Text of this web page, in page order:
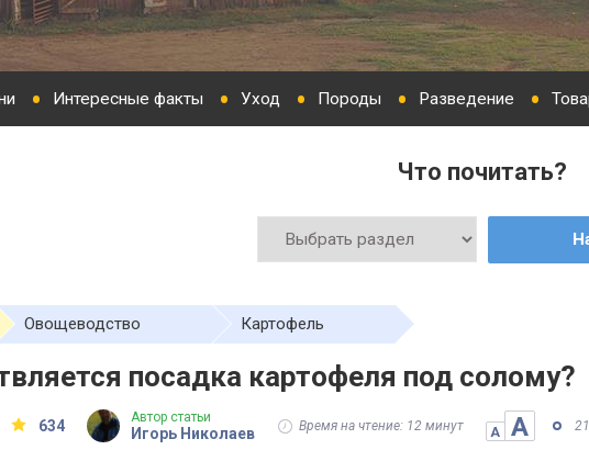
Интересные факты Уход Породы Разведение
Что почитать?
Овощеводство Картофель
посадка картофеля под солому?
634 Автор статьи
Игорь Николаев Время на чтение: 12 минут А А